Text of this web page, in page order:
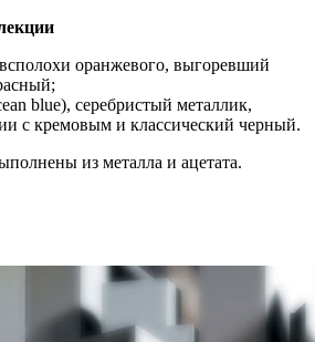
оранжевого, выгоревший
blue), серебристый металлик,
с кремовым и классический черный.
из металла и ацетата.